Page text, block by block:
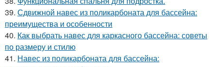
39. Сдвижной навес из поликарбоната для бассейна:
преимущества и особенности
40. Как выбрать навес для каркасного бассейна: советы
по размеру и стилю
41. Навес из поликарбоната для бассейна: